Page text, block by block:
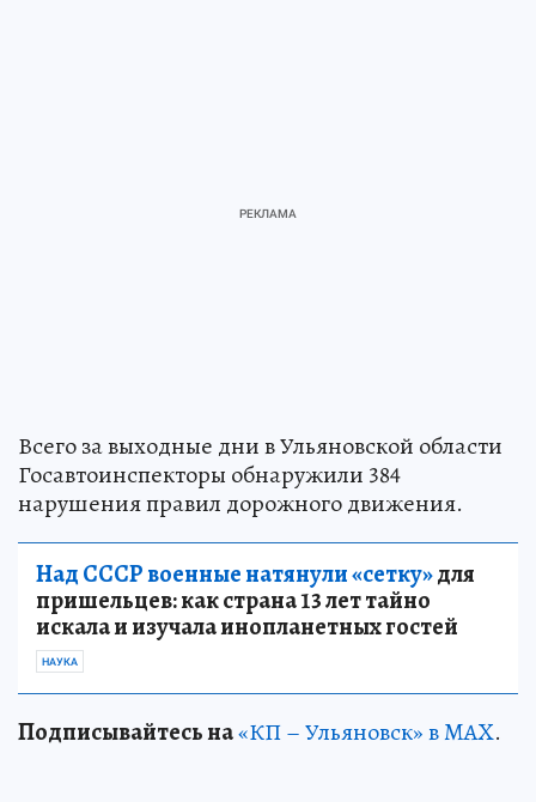
Всего за выходные дни в Ульяновской области
Госавтоинспекторы обнаружили 384
нарушения правил дорожного движения.
Над СССР военные натянули «сетку»для
пришельцев: как страна 13 лет тайно
искала и изучала инопланетных гостей
НАУКА
Подписывайтесь на«КП – Ульяновск» в MAX.